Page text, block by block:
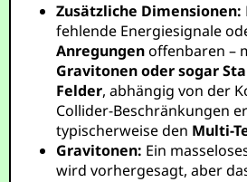
Zusätzliche Dimensionen:
fehlende Energiesignale
Anregungenoffenbaren –
Gravitonen oder sogar
Felder, abhängig von der
Collider-Beschränkungen
typischerweise den Multi-
Gravitonen: Ein
wird vorhergesagt, aber